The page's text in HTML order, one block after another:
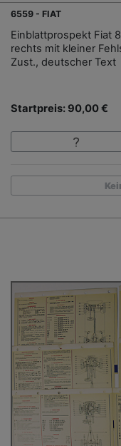
6559 - FIAT
Einblattprospekt Fiat
rechts mit kleiner
Zust., deutscher Text
Startpreis: 90,00 €